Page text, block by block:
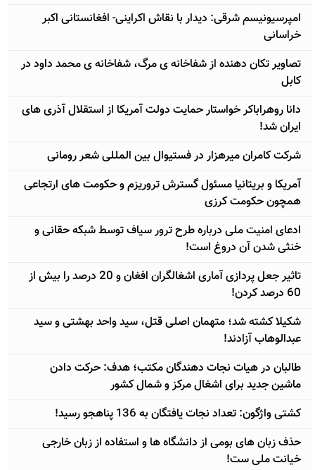
امپرسیونیسم شرقی: دیدار با نقاش اکراینی- افغانستانی اکبر
خراسانی
تصاویر تکان دهنده از شفاخانه ی مرگ، شفاخانه ی محمد داود در
کابل
دانا روهراباکر خواستار حمایت دولت آمریکا از استقلال آذری های
ایران شد!
شرکت کامران میرهزار در فستیوال بین المللی شعر رومانی
آمریکا و بریتانیا مسئول گسترش تروریزم و حکومت های ارتجاعی
همچون حکومت کرزی
ادعای امنیت ملی درباره طرح ترور سیاف توسط شبکه حقانی و
خنثی شدن آن دروغ است!
تاثیر جعل پردازی آماری اشغالگران افغان و 20 درصد را بیش از
60 درصد کردن!
شکیلا کشته شد؛ متهمان اصلی قتل، سید واحد بهشتی و سید
عبدالوهاب آزادند!
طالبان در هیات نجات دهندگان مکتب؛ هدف: حرکت دادن
ماشین جدید برای اشغال مرکز و شمال کشور
کشتی واژگون: تعداد نجات یافتگان به 136 پناهجو رسید!
حذف زبان های بومی از دانشگاه ها و استفاده از زبان خارجی
خیانت ملی ست!